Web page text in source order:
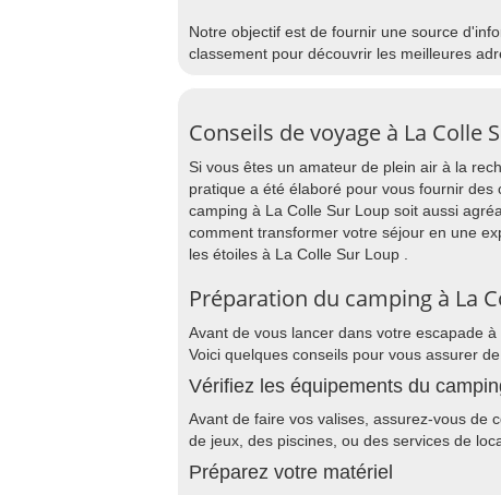
Notre objectif est de fournir une source
classement pour découvrir les meilleures
Conseils de voyage à La Colle
Si vous êtes un amateur de plein air à la
pratique a été élaboré pour vous fournir
camping à La Colle Sur Loup soit aussi
comment transformer votre séjour en une
les étoiles à La Colle Sur Loup .
Préparation du camping à La
Avant de vous lancer dans votre escapade
Voici quelques conseils pour vous assurer
Vérifiez les équipements du
Avant de faire vos valises, assurez-vous de
de jeux, des piscines, ou des services de
Préparez votre matériel